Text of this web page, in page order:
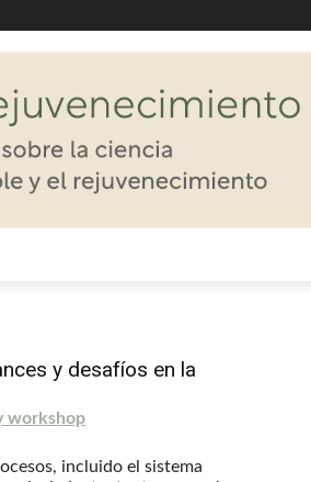
y desafíos en la
workshop
incluido el sistema